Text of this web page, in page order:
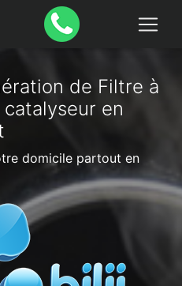
de Filtre à
catalyseur en
domicile partout en